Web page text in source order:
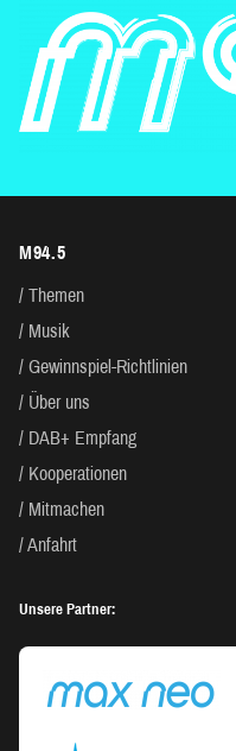
M94.5
Themen
Musik
Gewinnspiel-Richtlinien
Über uns
DAB+ Empfang
Kooperationen
Mitmachen
Anfahrt
Unsere Partner: